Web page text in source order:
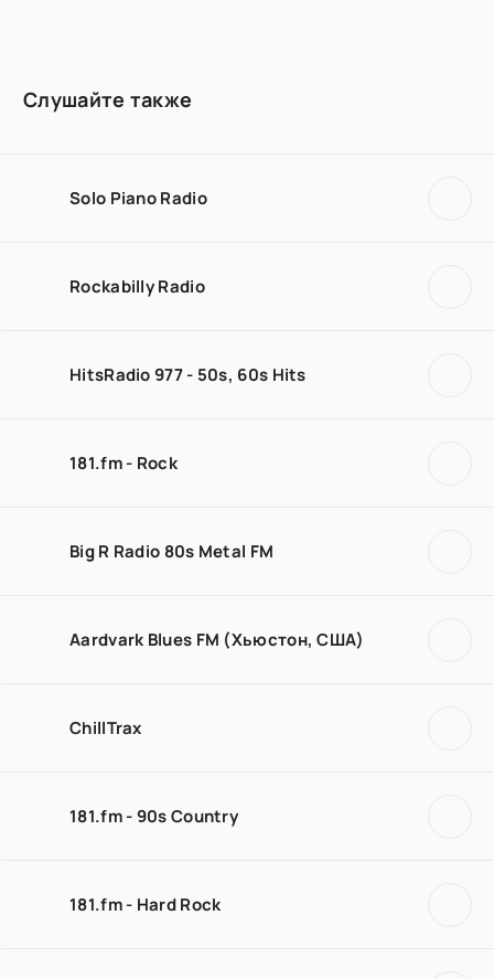
Слушайте также
Solo Piano Radio
Rockabilly Radio
HitsRadio 977 - 50s, 60s Hits
181.fm - Rock
Big R Radio 80s Metal FM
Aardvark Blues FM (Хьюстон, США)
ChillTrax
181.fm - 90s Country
181.fm - Hard Rock